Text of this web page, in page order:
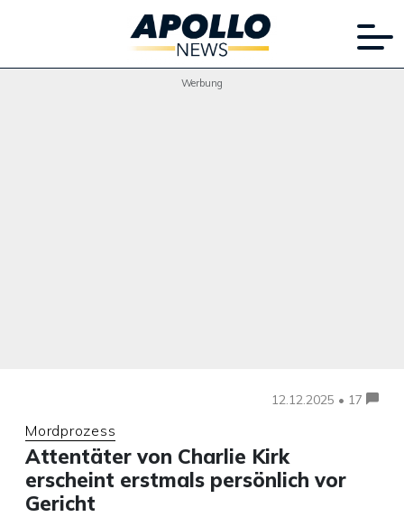
Werbung
12.12.2025 • 17
Mordprozess
Attentäter von Charlie Kirk
erscheint erstmals persönlich vor
Gericht